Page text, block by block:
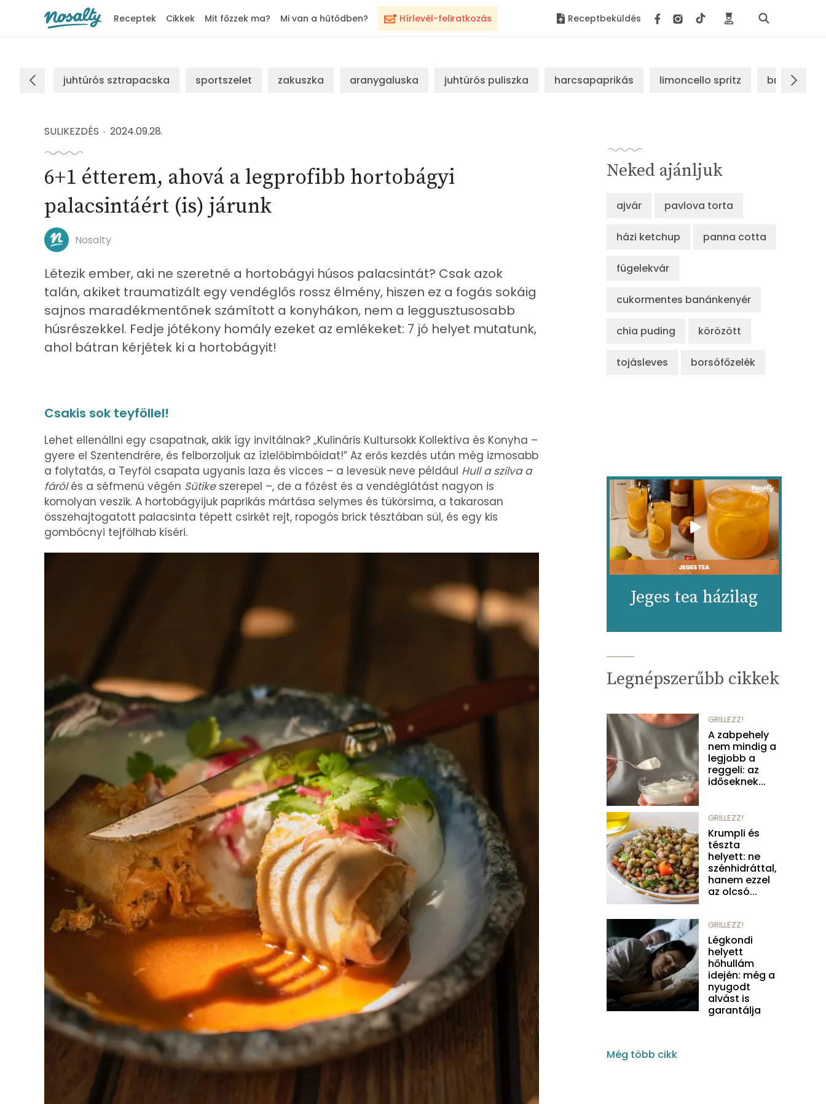
Hírlevél-feliratkozás
Receptek Cikkek Mit főzzek ma? Mi van a hűtődben? Receptbeküldés
juhtúrós sztrapacska sportszelet zakuszka aranygaluska juhtúrós puliszka harcsapaprikás limoncello spritz brassói
SULIKEZDÉS 2024.09.28.
6+1 étterem, ahová a legprofibb hortobágyi
palacsintáért (is) járunk
Nosalty
Létezik ember, aki ne szeretné a hortobágyi húsos palacsintát? Csak azok
talán, akiket traumatizált egy vendéglős rossz élmény, hiszen ez a fogás sokáig
sajnos maradékmentőnek számított a konyhákon, nem a leggusztusosabb
húsrészekkel. Fedje jótékony homály ezeket az emlékeket: 7 jó helyet mutatunk,
ahol bátran kérjétek ki a hortobágyit!
Csakis sok teyföllel!
Lehet ellenállni egy csapatnak, akik így invitálnak? „Kulináris Kultursokk Kollektíva és Konyha –
gyere el Szentendrére, és felborzoljuk az ízlelőbimbóidat!” Az erős kezdés után még izmosabb
a folytatás, a Teyföl csapata ugyanis laza és vicces – a levesük neve például Hull a szilva a
fárólés a séfmenü végén Sütikeszerepel –, de a főzést és a vendéglátást nagyon is
komolyan veszik. A hortobágyijuk paprikás mártása selymes és tükörsima, a takarosan
összehajtogatott palacsinta tépett csirkét rejt, ropogós brick tésztában sül, és egy kis
gombócnyi tejfölhab kíséri.
Neked ajánljuk
ajvár pavlova torta
házi ketchup panna cotta
fügelekvár
cukormentes banánkenyér
chia puding körözött
tojásleves borsófőzelék
Jeges tea házilag
Legnépszerűbb cikkek
GRILLEZZ!
A zabpehely
nem mindig a
legjobb a
reggeli: az
időseknek...
GRILLEZZ!
Krumpli és
tészta
helyett: ne
szénhidráttal,
hanem ezzel
az olcsó...
GRILLEZZ!
Légkondi
helyett
hőhullám
idején: még a
nyugodt
alvást is
garantálja
Még több cikk